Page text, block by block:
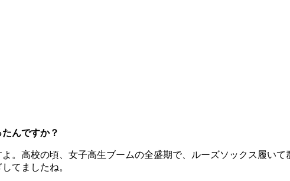
んですか？
高校の頃、女子高生ブームの全盛期で、ルーズソックス履いて
てましたね。